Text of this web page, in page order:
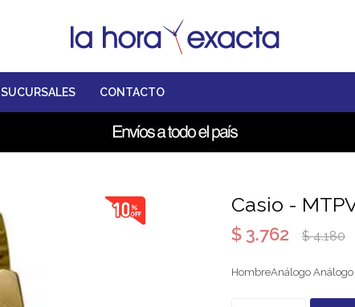
SUCURSALES CONTACTO
Casio -
$ 3.762 $ 4.180
HombreAnálogo Análogo